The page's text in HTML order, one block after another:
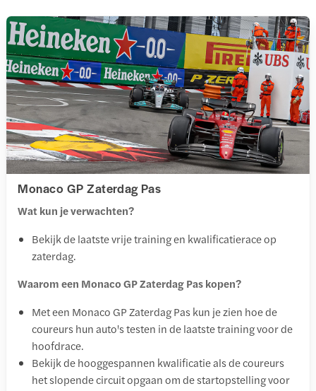
Monaco GP Zaterdag Pas
Wat kun je verwachten?
Bekijk de laatste vrije training en kwalificatierace op
zaterdag.
Waarom een Monaco GP Zaterdag Pas kopen?
Met een Monaco GP Zaterdag Pas kun je zien hoe de
coureurs hun auto's testen in de laatste training voor de
hoofdrace.
Bekijk de hooggespannen kwalificatie als de coureurs
het slopende circuit opgaan om de startopstelling voor